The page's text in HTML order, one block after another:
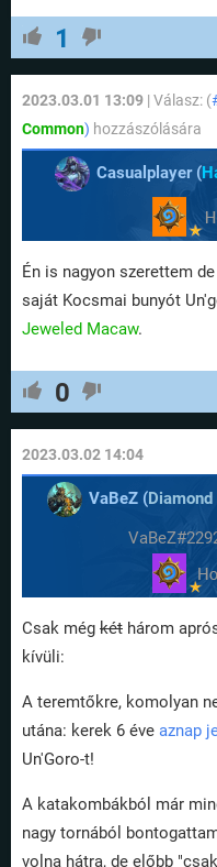
1
2023.03.01 13:09 | Válasz: (
Common) hozzászólására
Casualplayer (
Én is nagyon szerettem
saját Kocsmai bunyót
Jeweled Macaw.
0
2023.03.02 14:04
VaBeZ (Diamond
Csak még két három
kívüli:
A teremtőkre, komolyan
utána: kerek 6 éve aznap
Un'Goro-t!
A katakombákból már
nagy tornából
volna hátra, de előbb